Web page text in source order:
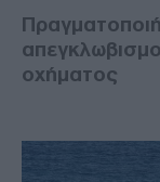
οχήματος